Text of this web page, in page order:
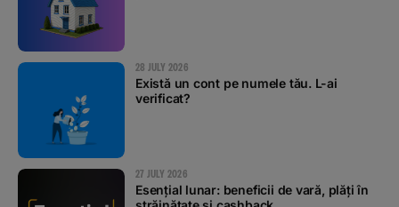
28 JULY 2026
Există un cont pe numele tău. L-ai
verificat?
27 JULY 2026
Esențial lunar: beneficii de vară, plăți în